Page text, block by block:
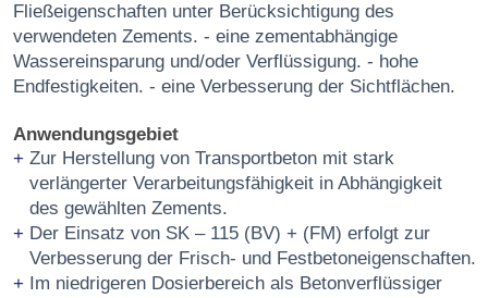
Fließeigenschaften unter Berücksichtigung des
verwendeten Zements. - eine zementabhängige
Wassereinsparung und/oder Verflüssigung. - hohe
Endfestigkeiten. - eine Verbesserung der Sichtflächen.
Anwendungsgebiet
Zur Herstellung von Transportbeton mit stark
verlängerter Verarbeitungsfähigkeit in Abhängigkeit
des gewählten Zements.
Der Einsatz von SK – 115 (BV) + (FM) erfolgt zur
Verbesserung der Frisch- und Festbetoneigenschaften.
Im niedrigeren Dosierbereich als Betonverflüssiger